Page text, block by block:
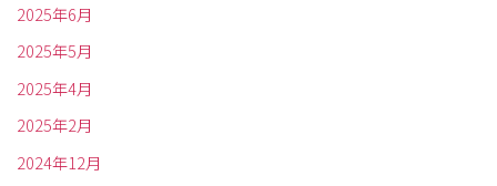
2025年6月
2025年5月
2025年4月
2025年2月
2024年12月